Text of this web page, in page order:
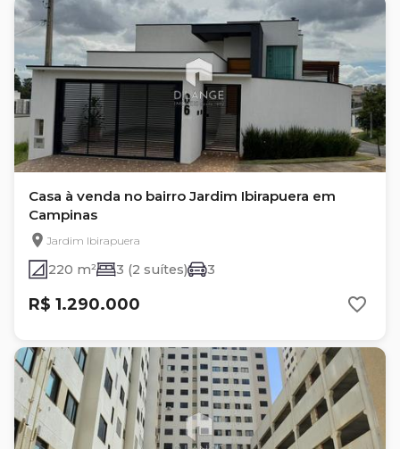
Casa à venda no bairro Jardim Ibirapuera em
Campinas
Jardim Ibirapuera
220 m² 3 (2 suítes) 3
R$ 1.290.000